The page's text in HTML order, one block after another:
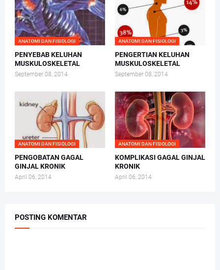
ANATOMI DAN FISIOLOGI
PENYEBAB KELUHAN
MUSKULOSKELETAL
September 08, 2014
ANATOMI DAN FISIOLOGI
PENGERTIAN KELUHAN
MUSKULOSKELETAL
September 08, 2014
ANATOMI DAN FISIOLOGI
PENGOBATAN GAGAL
GINJAL KRONIK
April 06, 2014
ANATOMI DAN FISIOLOGI
KOMPLIKASI GAGAL GINJAL
KRONIK
April 06, 2014
POSTING KOMENTAR